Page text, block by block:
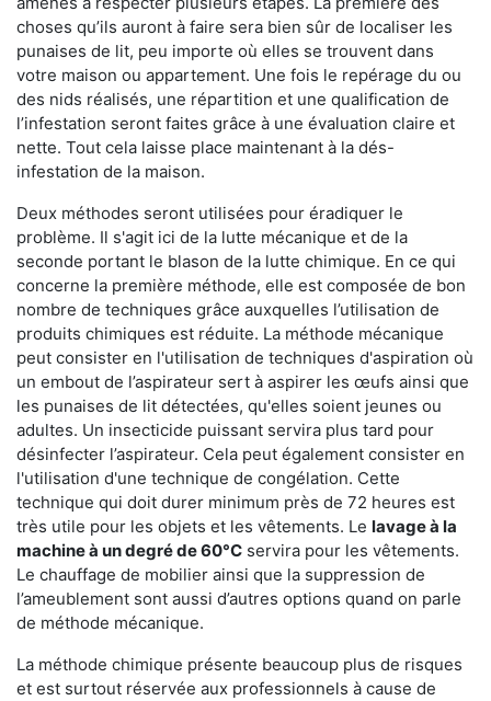
choses qu’ils auront à faire sera bien sûr de localiser les
punaises de lit, peu importe où elles se trouvent dans
votre maison ou appartement. Une fois le repérage du ou
des nids réalisés, une répartition et une qualification de
l’infestation seront faites grâce à une évaluation claire et
nette. Tout cela laisse place maintenant à la dés-
infestation de la maison.
Deux méthodes seront utilisées pour éradiquer le
problème. Il s'agit ici de la lutte mécanique et de la
seconde portant le blason de la lutte chimique. En ce qui
concerne la première méthode, elle est composée de bon
nombre de techniques grâce auxquelles l’utilisation de
produits chimiques est réduite. La méthode mécanique
peut consister en l'utilisation de techniques d'aspiration où
un embout de l’aspirateur sert à aspirer les œufs ainsi que
les punaises de lit détectées, qu'elles soient jeunes ou
adultes. Un insecticide puissant servira plus tard pour
désinfecter l’aspirateur. Cela peut également consister en
l'utilisation d'une technique de congélation. Cette
technique qui doit durer minimum près de 72 heures est
très utile pour les objets et les vêtements. Le lavage à la
machine à un degré de 60°C servira pour les vêtements.
Le chauffage de mobilier ainsi que la suppression de
l’ameublement sont aussi d’autres options quand on parle
de méthode mécanique.
La méthode chimique présente beaucoup plus de risques
et est surtout réservée aux professionnels à cause de